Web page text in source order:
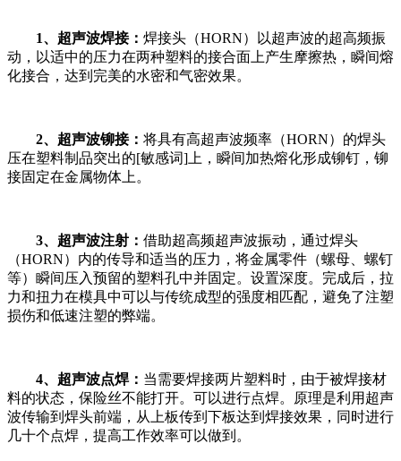
1、超声波焊接： 焊接头（HORN）以超声波的超高频振
动，以适中的压力在两种塑料的接合面上产生摩擦热，瞬间熔
化接合，达到完美的水密和气密效果。
2、超声波铆接： 将具有高超声波频率（HORN）的焊头
压在塑料制品突出的[敏感词]上，瞬间加热熔化形成铆钉，铆
接固定在金属物体上。
3、超声波注射： 借助超高频超声波振动，通过焊头
（HORN）内的传导和适当的压力，将金属零件（螺母、螺钉
等）瞬间压入预留的塑料孔中并固定。设置深度。完成后，拉
力和扭力在模具中可以与传统成型的强度相匹配，避免了注塑
损伤和低速注塑的弊端。
4、超声波点焊： 当需要焊接两片塑料时，由于被焊接材
料的状态，保险丝不能打开。可以进行点焊。原理是利用超声
波传输到焊头前端，从上板传到下板达到焊接效果，同时进行
几十个点焊，提高工作效率可以做到。